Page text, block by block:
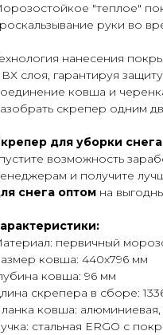
"теплое"
руки во
нанесения
слоя, гарантируя
ковша и
скрепер одним
для уборки снега
возможность
и получите
снега оптом на
первичный
ковша: 440х796 мм
ковша: 96 мм
скрепера в сборе:
ковша:
стальная ERGO с